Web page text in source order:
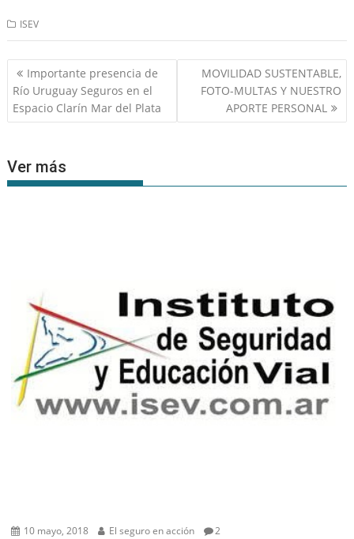
ISEV
Navegación
de
entradas
Importante presencia de
Río Uruguay Seguros en el
Espacio Clarín Mar del Plata
MOVILIDAD SUSTENTABLE,
FOTO-MULTAS Y NUESTRO
APORTE PERSONAL
Ver más
10 mayo, 2018 El seguro en acción 2